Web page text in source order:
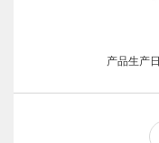
产品生产